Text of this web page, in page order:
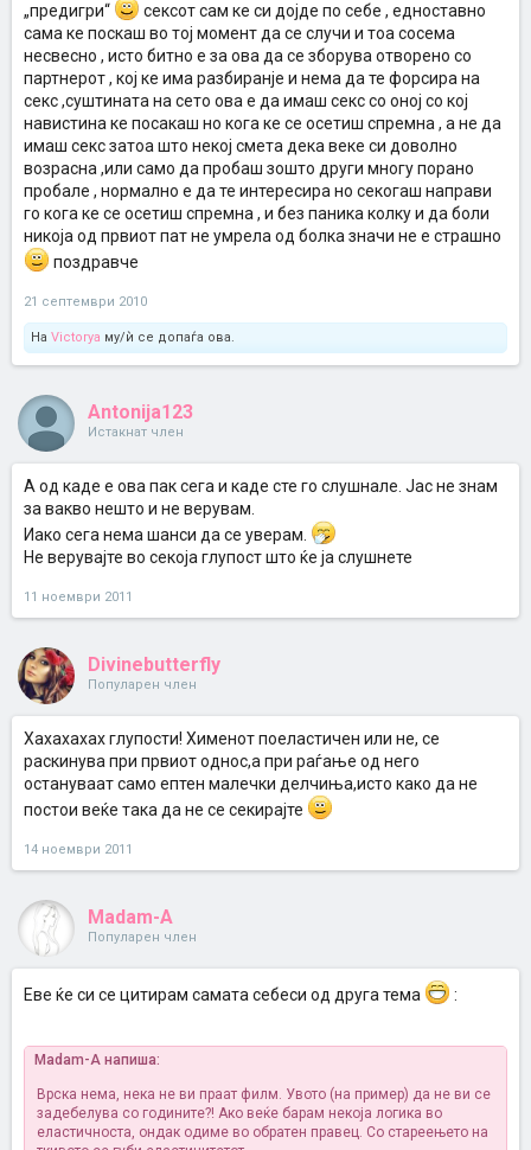
„предигри“
сексот сам ке си дојде по себе , едноставно
сама ке поскаш во тој момент да се случи и тоа сосема
несвесно , исто битно е за ова да се зборува отворено со
партнерот , кој ке има разбиранје и нема да те форсира на
секс ,суштината на сето ова е да имаш секс со оној со кој
навистина ке посакаш но кога ке се осетиш спремна , а не да
имаш секс затоа што некој смета дека веке си доволно
возрасна ,или само да пробаш зошто други многу порано
пробале , нормално е да те интересира но секогаш направи
го кога ке се осетиш спремна , и без паника колку и да боли
никоја од првиот пат не умрела од болка значи не е страшно
поздравче
21 септември 2010
На Victorya му/ѝ се допаѓа ова.
Antonija123
Истакнат член
А од каде е ова пак сега и каде сте го слушнале. Јас не знам
за вакво нешто и не верувам.
Иако сега нема шанси да се уверам.
Не верувајте во секоја глупост што ќе ја слушнете
11 ноември 2011
Divinebutterfly
Популарен член
Хахахахах глупости! Хименот поеластичен или не, се
раскинува при првиот однос,а при раѓање од него
остануваат само ептен малечки делчиња,исто како да не
постои веќе така да не се секирајте
14 ноември 2011
Madam-A
Популарен член
Еве ќе си се цитирам самата себеси од друга тема :
Madam-A напиша:
Врска нема, нека не ви праат филм. Увото (на пример) да не ви се
задебелува со годините?! Ако веќе барам некоја логика во
еластичноста, ондак одиме во обратен правец. Со стареењето на